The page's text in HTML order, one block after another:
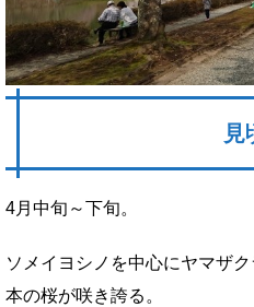
見
4月中旬～下旬。
ソメイヨシノを中心にヤマザ
本の桜が咲き誇る。